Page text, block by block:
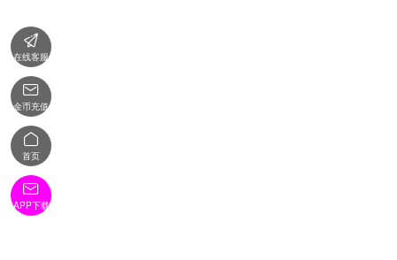

在线客服

金币充值

首页

APP下载